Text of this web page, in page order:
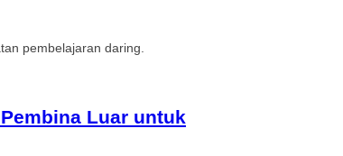
pembelajaran daring.
Luar untuk